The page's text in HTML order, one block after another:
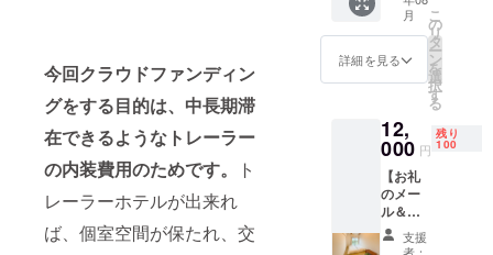
今回クラウドファンディン
グをする目的は、 中長期滞
在できるようなトレーラー
の内装費用のためです。
ト
レーラーホテルが出来れ
ば、個室空間が保たれ、交
致しま
す。 ・
セル
料：日
間を超
えた
キャン
セルに
ついて
は、宿
泊券が
【保存
方法】
冷暗所
で保管
方法】
ヤマト
運輸
クール
宅急便
容量】
プリン
（85g）
【保存
期限】
発送日
より4日
【配送
方法】
ヤマト
運輸
クール
（シン
グル
ベッド
サイ
ズ）1泊
ケット
・有効
期限：
2022年
8月から
2024年
1月末日
まで ・
月
詳細を見る
こ
の
リ
タ
ー
ン
を
選
択
す
る
12,
000 円
残り
100
【お礼
のメー
ル＆和
室宿泊
チケッ
支援